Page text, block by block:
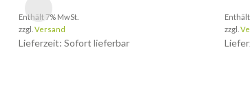
Enthält 7% MwSt.
zzgl. Versand
Lieferzeit: Sofort lieferbar
Enthält
zzgl.